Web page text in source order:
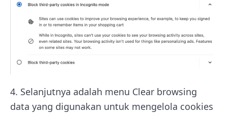
4. Selanjutnya adalah menu Clear browsing
data yang digunakan untuk mengelola cookies